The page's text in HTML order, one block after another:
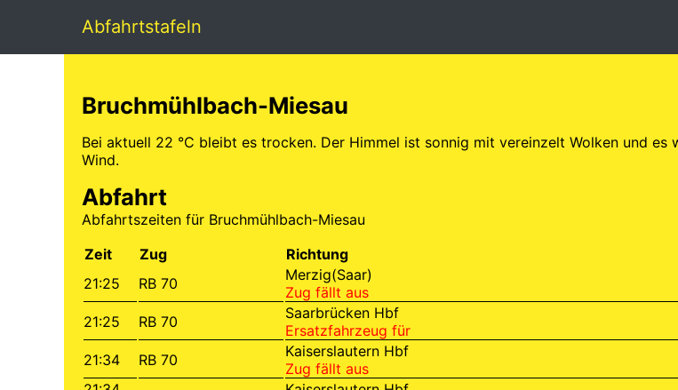
Abfahrtstafeln
Bruchmühlbach-Miesau
Bei aktuell 22 °C bleibt es trocken. Der Himmel ist sonnig mit vereinzelt Wolken und es
Wind.
Abfahrt
Abfahrtszeiten für Bruchmühlbach-Miesau
Zeit
Zug Richtung
21:25
RB 70
Merzig(Saar)
Zug fällt aus
21:25 RB 70
Saarbrücken Hbf
Ersatzfahrzeug für
21:34 RB 70
Kaiserslautern Hbf
Zug fällt aus